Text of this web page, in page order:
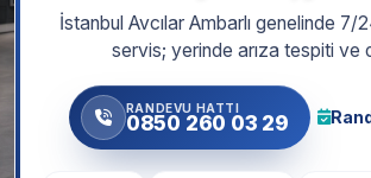
İstanbul Avcılar Ambarlı genelinde
servis; yerinde arıza tespiti ve
RANDEVU HATTI
0850 260 03 29